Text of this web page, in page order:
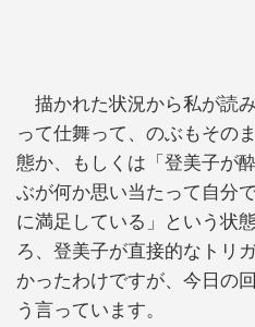
描かれた状況から私が読
って仕舞って、のぶもその
態か、もしくは「登美子が
ぶが何か思い当たって自分
に満足している」という状
ろ、登美子が直接的なトリ
かったわけですが、今日の
う言っています。